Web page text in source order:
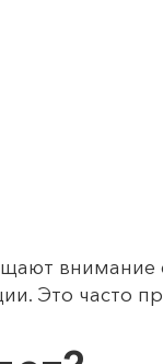
внимание
Это часто